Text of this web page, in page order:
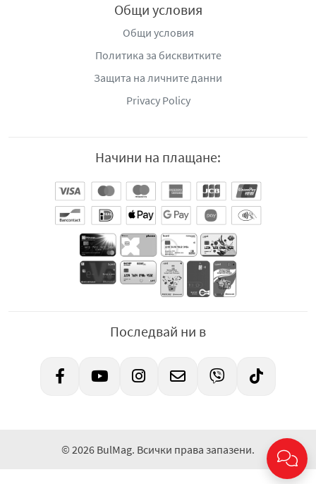
Общи условия
Общи условия
Политика за бисквитките
Защита на личните данни
Privacy Policy
Начини на плащане:
Последвай ни в
© 2026 BulMag. Всички права запазени.